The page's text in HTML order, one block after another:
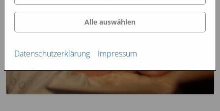
Alle auswählen
Datenschutzerklärung Impressum